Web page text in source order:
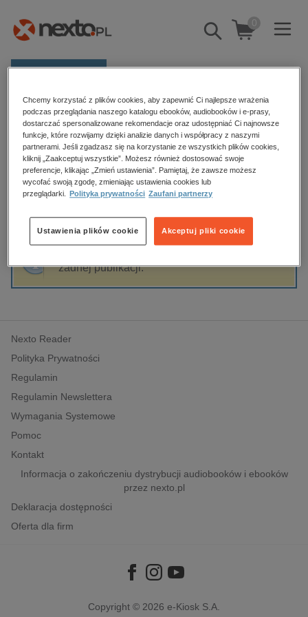
Pokaż/schowaj
wyszukiwarkę
0
Kategorie
Zobacz wszystkie E-prasa
budownictwo, aranżacja wnętrz
biznesowe, branżowe, gospodarka
dzienniki
edukacja
hobby, sport, rozrywka
komputery, internet, technologie, informatyka
polityka, społeczno-informacyjne
psychologiczne
inne
popularno-naukowe
historia
Strona główna Art & Cat
Art & Cat
Sortowanie Filtrowanie
żadnej publikacji.
Nexto Reader
Polityka Prywatności
Regulamin
Regulamin Newslettera
Wymagania Systemowe
Pomoc
Kontakt
Informacja o zakończeniu dystrybucji audiobooków i ebooków
przez nexto.pl
Deklaracja dostępności
Oferta dla firm
Copyright © 2026 e-Kiosk S.A.
Chcemy korzystać z plików cookies, aby zapewnić Ci najlepsze wrażenia
podczas przeglądania naszego katalogu ebooków, audiobooków i e-prasy,
dostarczać spersonalizowane rekomendacje oraz udostępniać Ci najnowsze
funkcje, które rozwijamy dzięki analizie danych i współpracy z naszymi
partnerami. Jeśli zgadzasz się na korzystanie ze wszystkich plików cookies,
kliknij „Zaakceptuj wszystkie”. Możesz również dostosować swoje
preferencje, klikając „Zmień ustawienia”. Pamiętaj, że zawsze możesz
wycofać swoją zgodę, zmieniając ustawienia cookies lub
przeglądarki.
Polityka prywatności Zaufani partnerzy
Akceptuj pliki cookie
Ustawienia plików cookie